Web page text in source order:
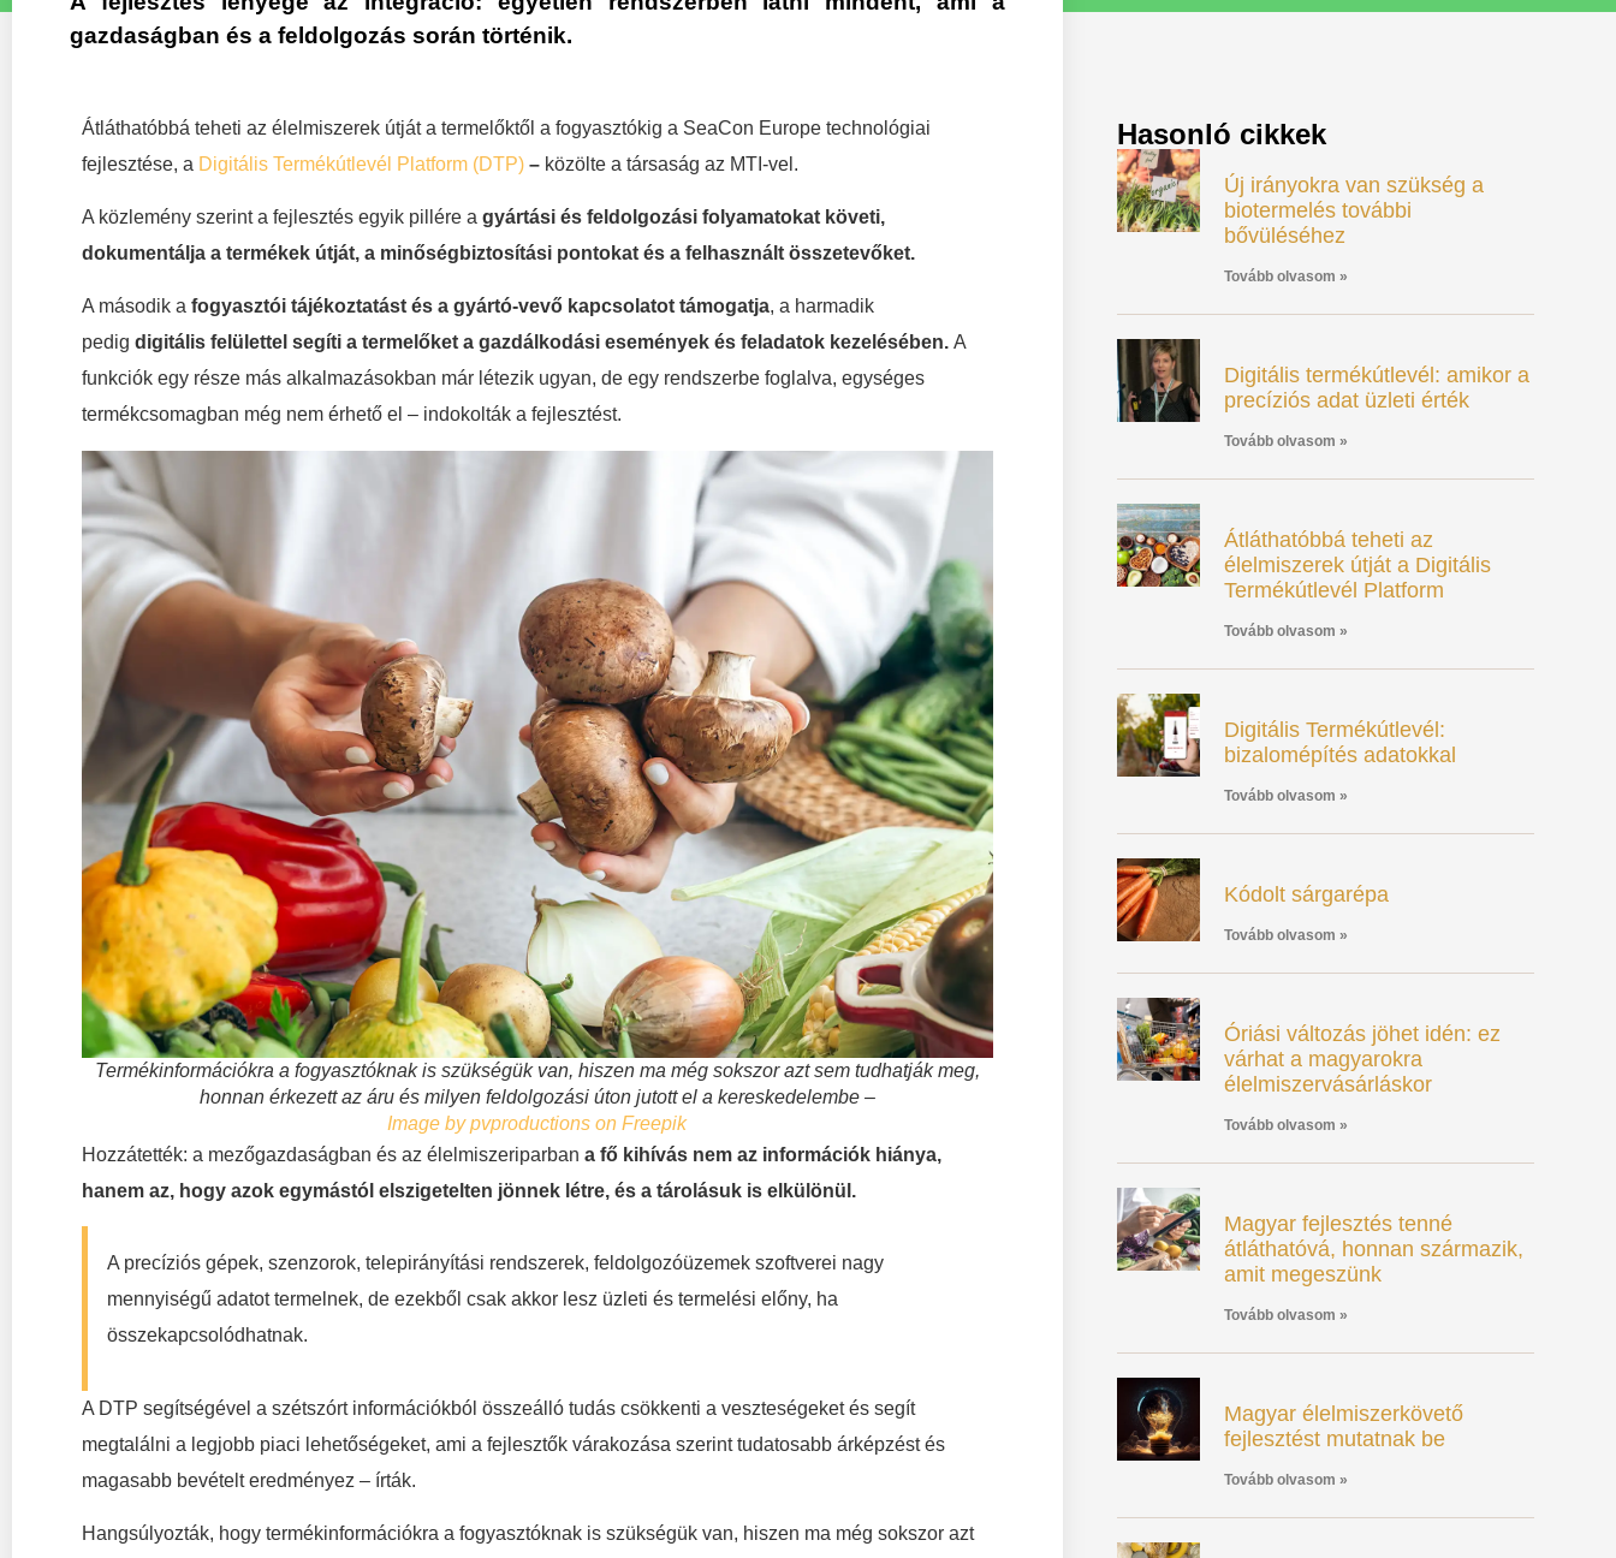
gazdaságban és a feldolgozás során történik.
Átláthatóbbá teheti az élelmiszerek útját a termelőktől a fogyasztókig a SeaCon Europe technológiai
fejlesztése, a Digitális Termékútlevél Platform (DTP) – közölte a társaság az MTI-vel.
A közlemény szerint a fejlesztés egyik pillére a gyártási és feldolgozási folyamatokat követi,
dokumentálja a termékek útját, a minőségbiztosítási pontokat és a felhasznált összetevőket.
A második a fogyasztói tájékoztatást és a gyártó-vevő kapcsolatot támogatja, a harmadik
pedig digitális felülettel segíti a termelőket a gazdálkodási események és feladatok kezelésében. A
funkciók egy része más alkalmazásokban már létezik ugyan, de egy rendszerbe foglalva, egységes
termékcsomagban még nem érhető el – indokolták a fejlesztést.
Termékinformációkra a fogyasztóknak is szükségük van, hiszen ma még sokszor azt sem tudhatják meg,
honnan érkezett az áru és milyen feldolgozási úton jutott el a kereskedelembe –
Image by pvproductions on Freepik
Hozzátették: a mezőgazdaságban és az élelmiszeriparban a fő kihívás nem az információk hiánya,
hanem az, hogy azok egymástól elszigetelten jönnek létre, és a tárolásuk is elkülönül.
A precíziós gépek, szenzorok, telepirányítási rendszerek, feldolgozóüzemek szoftverei nagy
mennyiségű adatot termelnek, de ezekből csak akkor lesz üzleti és termelési előny, ha
összekapcsolódhatnak.
A DTP segítségével a szétszórt információkból összeálló tudás csökkenti a veszteségeket és segít
megtalálni a legjobb piaci lehetőségeket, ami a fejlesztők várakozása szerint tudatosabb árképzést és
magasabb bevételt eredményez – írták.
Hangsúlyozták, hogy termékinformációkra a fogyasztóknak is szükségük van, hiszen ma még sokszor azt
Hasonló cikkek
Új irányokra van szükség a
biotermelés további
bővüléséhez
Tovább olvasom »
Digitális termékútlevél: amikor a
precíziós adat üzleti érték
Tovább olvasom »
Átláthatóbbá teheti az
élelmiszerek útját a Digitális
Termékútlevél Platform
Tovább olvasom »
Digitális Termékútlevél:
bizalomépítés adatokkal
Tovább olvasom »
Kódolt sárgarépa
Tovább olvasom »
Óriási változás jöhet idén: ez
várhat a magyarokra
élelmiszervásárláskor
Tovább olvasom »
Magyar fejlesztés tenné
átláthatóvá, honnan származik,
amit megeszünk
Tovább olvasom »
Magyar élelmiszerkövető
fejlesztést mutatnak be
Tovább olvasom »